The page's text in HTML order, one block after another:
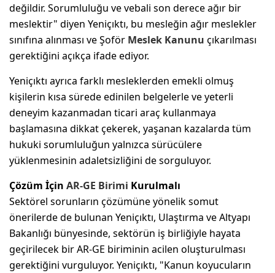
değildir. Sorumluluğu ve vebali son derece ağır bir
meslektir" diyen Yeniçıktı, bu mesleğin ağır meslekler
sınıfına alınması ve Şoför Meslek Kanunu çıkarılması
gerektiğini açıkça ifade ediyor.
Yeniçıktı ayrıca farklı mesleklerden emekli olmuş
kişilerin kısa sürede edinilen belgelerle ve yeterli
deneyim kazanmadan ticari araç kullanmaya
başlamasına dikkat çekerek, yaşanan kazalarda tüm
hukuki sorumluluğun yalnızca sürücülere
yüklenmesinin adaletsizliğini de sorguluyor.
Çözüm İçin AR-GE Birimi Kurulmalı
Sektörel sorunların çözümüne yönelik somut
önerilerde de bulunan Yeniçıktı, Ulaştırma ve Altyapı
Bakanlığı bünyesinde, sektörün iş birliğiyle hayata
geçirilecek bir AR-GE biriminin acilen oluşturulması
gerektiğini vurguluyor. Yeniçıktı, "Kanun koyucuların